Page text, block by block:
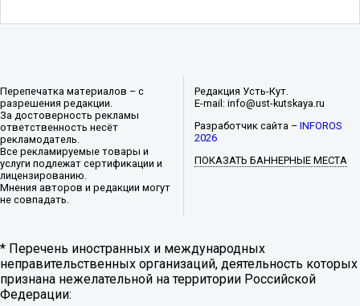
Перепечатка материалов – с
разрешения редакции.
За достоверность рекламы
ответственность несёт
рекламодатель.
Все рекламируемые товары и
услуги подлежат сертификации и
лицензированию.
Мнения авторов и редакции могут
не совпадать.
Редакция Усть-Кут.
E-mail: info@ust-kutskaya.ru
Разработчик сайта –INFOROS
2026
ПОКАЗАТЬ БАННЕРНЫЕ МЕСТА
* Перечень иностранных и международных
неправительственных организаций, деятельность которых
признана нежелательной на территории Российской
Федерации: